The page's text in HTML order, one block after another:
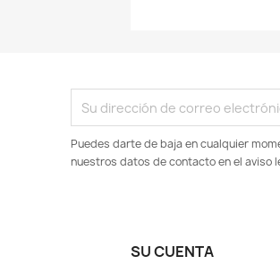
Puedes darte de baja en cualquier
nuestros datos de contacto en el aviso
SU CUENTA